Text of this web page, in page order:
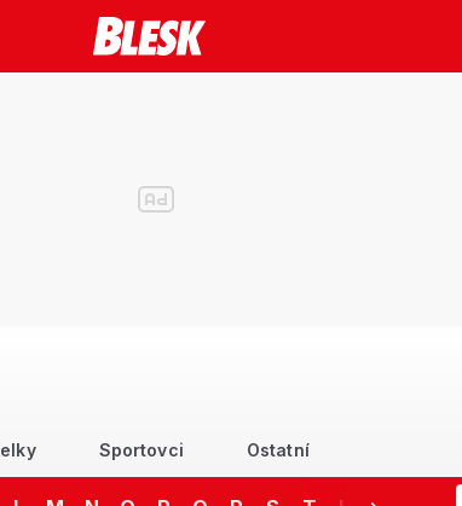
Sportovci Ostatní